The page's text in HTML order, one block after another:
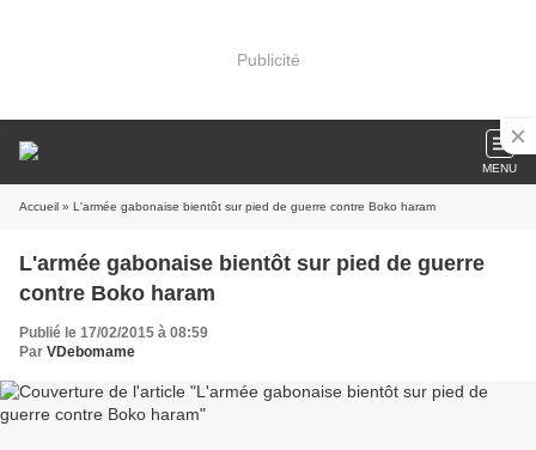
Publicité
MENU
Accueil » L'armée gabonaise bientôt sur pied de guerre contre Boko haram
L'armée gabonaise bientôt sur pied de guerre
contre Boko haram
Publié le 17/02/2015 à 08:59
Par VDebomame